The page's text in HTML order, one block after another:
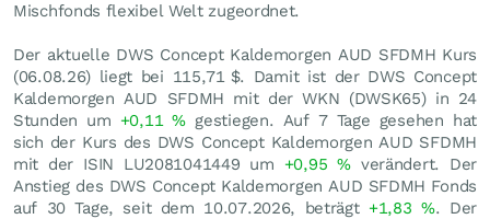
Mischfonds flexibel Welt zugeordnet.
Der aktuelle DWS Concept Kaldemorgen AUD SFDMH Kurs
(06.08.26) liegt bei 115,71 $. Damit ist der DWS Concept
Kaldemorgen AUD SFDMH mit der WKN (DWSK65) in 24
Stunden um +0,11% gestiegen. Auf 7 Tage gesehen hat
sich der Kurs des DWS Concept Kaldemorgen AUD SFDMH
mit der ISIN LU2081041449 um +0,95%verändert. Der
Anstieg des DWS Concept Kaldemorgen AUD SFDMH Fonds
auf 30 Tage, seit dem 10.07.2026, beträgt +1,83 %. Der